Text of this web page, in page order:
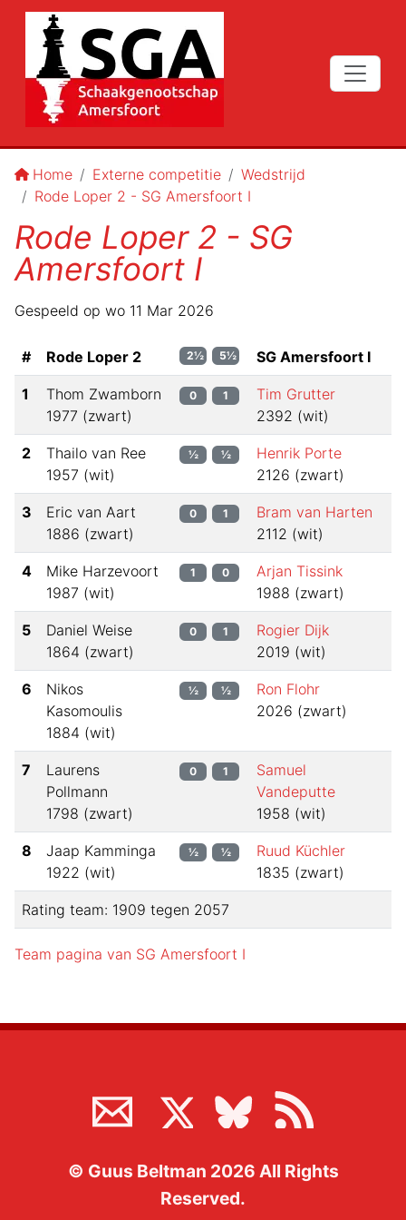
Home Externe competitie
Wedstrijd
Rode Loper 2 - SG Amersfoort I
Rode Loper 2 - SG
Amersfoort I
Gespeeld op wo 11 Mar 2026
# Rode Loper 2 2½ 5½ SG Amersfoort I
1
Thom Zwamborn
1977 (zwart)
0 1
Tim Grutter
2392 (wit)
2
Thailo van Ree
1957 (wit)
½ ½
Henrik Porte
2126 (zwart)
3
Eric van Aart
1886 (zwart)
0 1
Bram van Harten
2112 (wit)
4
Mike Harzevoort
1987 (wit)
1 0
Arjan Tissink
1988 (zwart)
5
Daniel Weise
1864 (zwart)
0 1
Rogier Dijk
2019 (wit)
6
Nikos
Kasomoulis
1884 (wit)
½ ½
Ron Flohr
2026 (zwart)
7
Laurens
Pollmann
1798 (zwart)
0 1
Samuel
Vandeputte
1958 (wit)
8
Jaap Kamminga
1922 (wit)
½ ½
Ruud Küchler
1835 (zwart)
Rating team: 1909 tegen 2057
Team pagina van SG Amersfoort I
© Guus Beltman 2026 All Rights
Reserved.